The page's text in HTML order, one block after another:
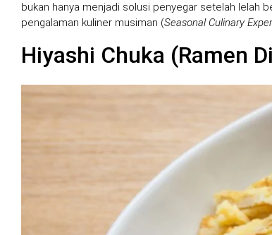
bukan hanya menjadi solusi penyegar setelah lelah
pengalaman kuliner musiman (Seasonal Culinary
Hiyashi Chuka (Ramen